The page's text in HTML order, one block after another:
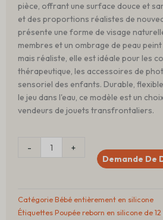
pièce, offrant une surface douce et
et des proportions réalistes de
présente une forme de visage
membres et un ombrage de peau
mais réaliste, elle est idéale pour les
thérapeutique, les accessoires de
sensoriel des enfants. Durable,
le jeu dans l'eau, ce modèle est un
vendeurs de jouets transfrontaliers.
-
Silicone
Reborn
+
Demande De
CatégorieBébé entièrement en silicone
ÉtiquettesPoupée reborn en silicone de